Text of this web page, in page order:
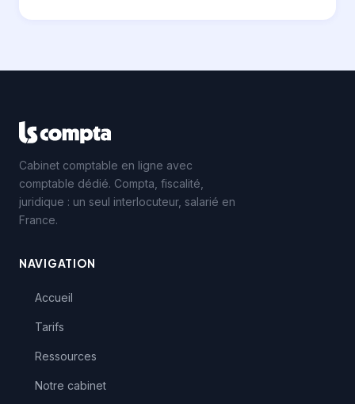
Cabinet comptable en ligne avec
comptable dédié. Compta, fiscalité,
juridique : un seul interlocuteur, salarié en
France.
NAVIGATION
Accueil
Tarifs
Ressources
Notre cabinet